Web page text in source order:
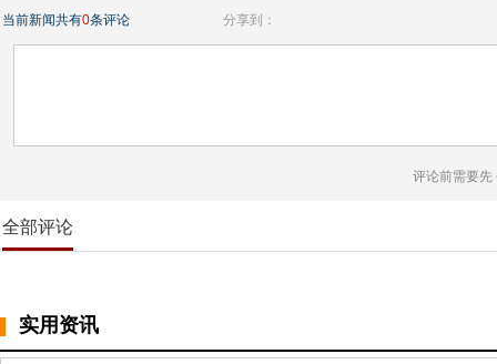
当前新闻共有0条评论 分享到：
评论前需要先
全部评论
实用资讯